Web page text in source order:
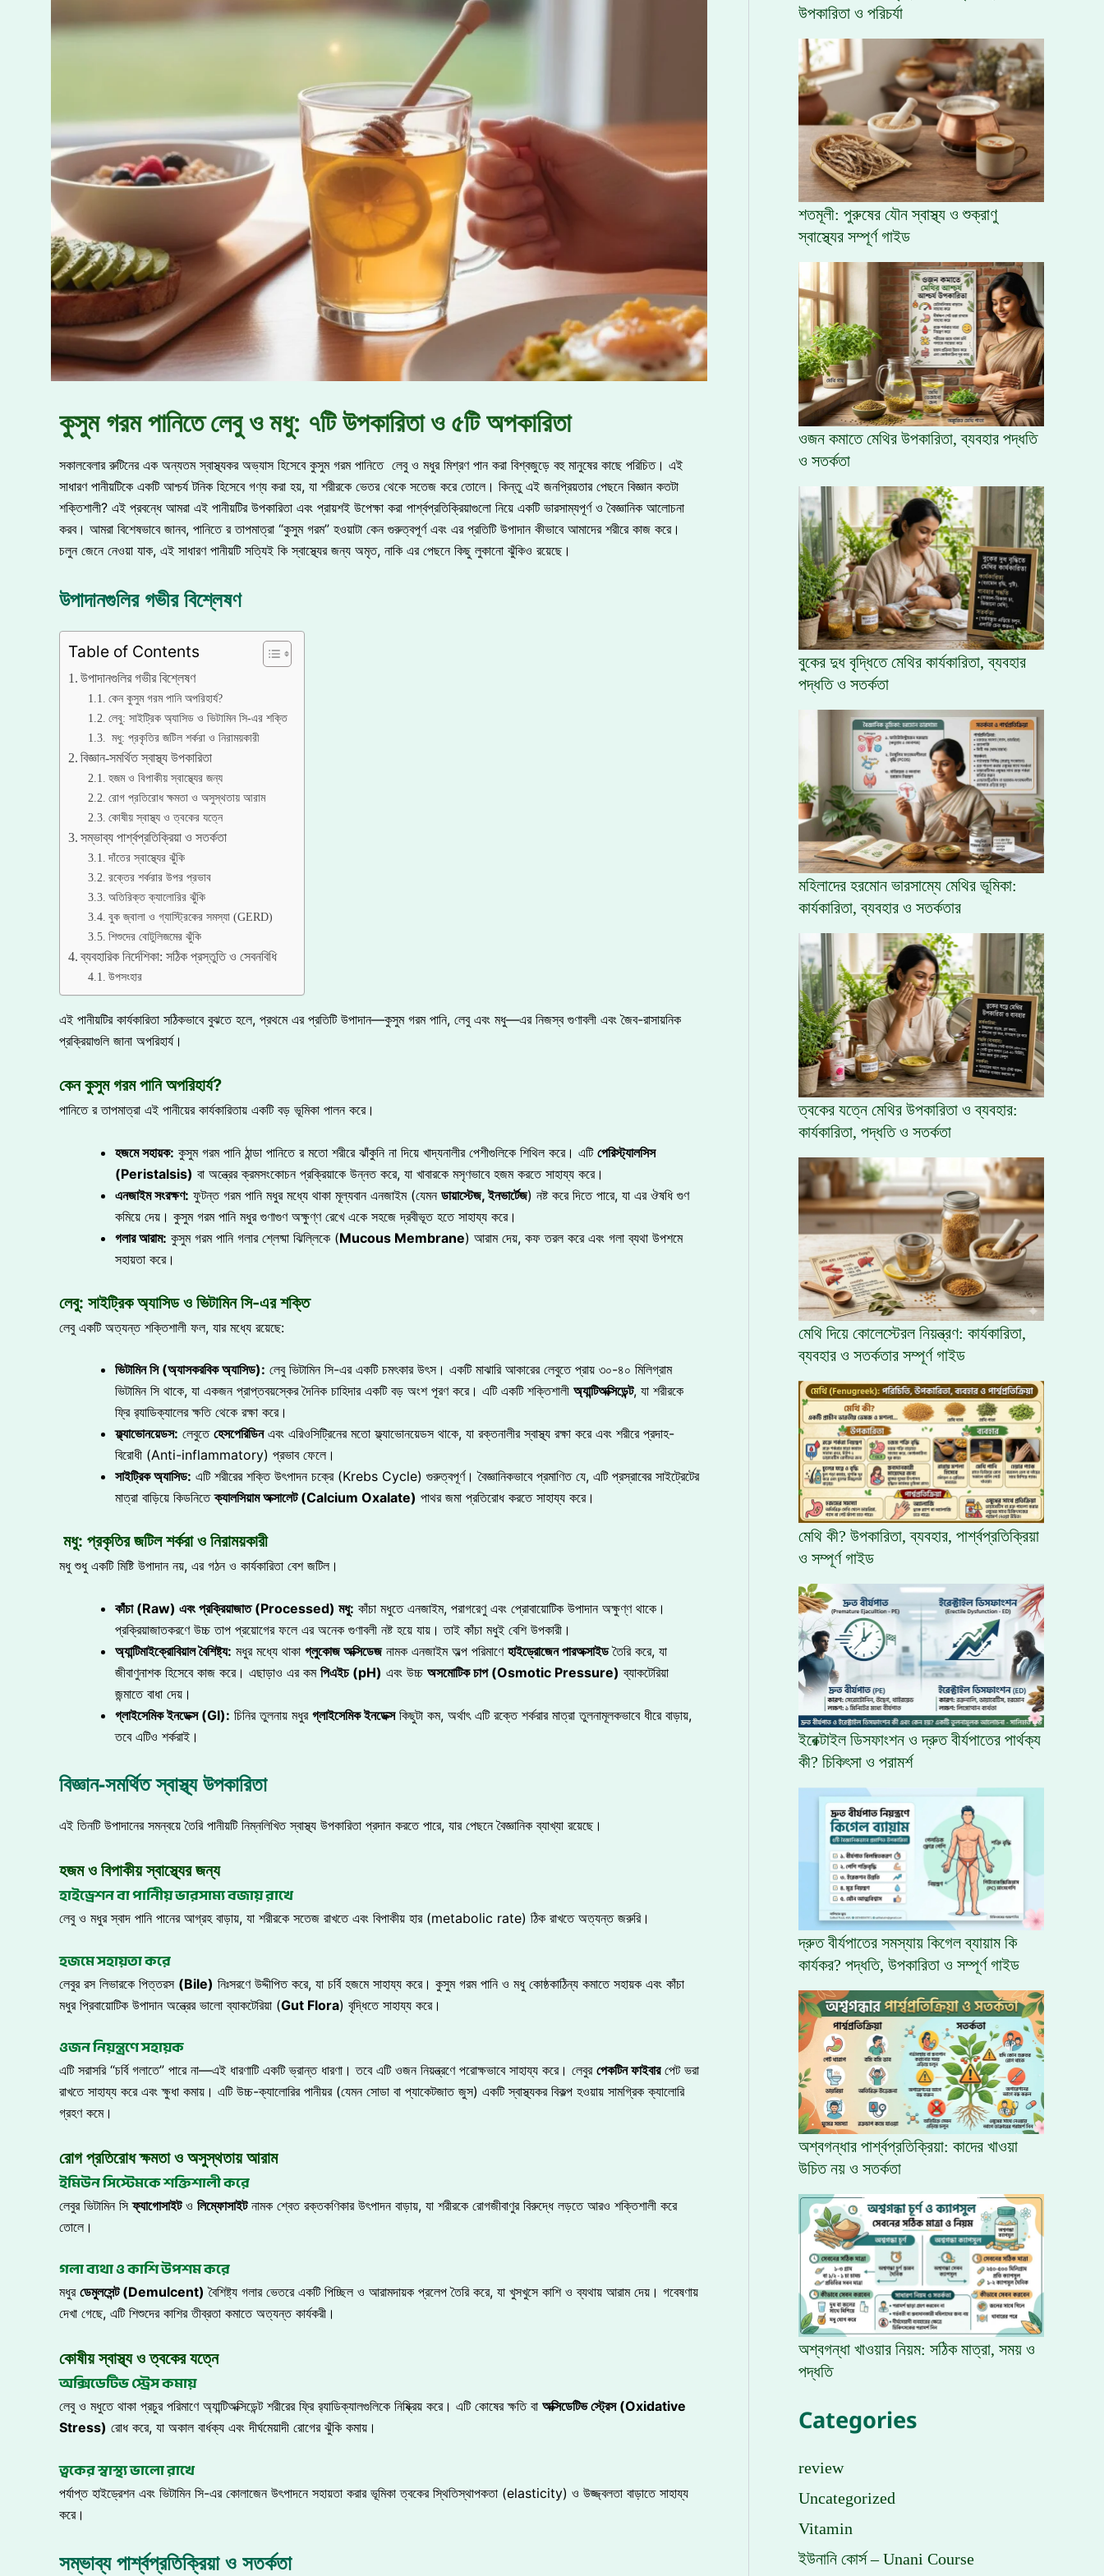
কুসুম গরম পানিতে লেবু ও মধু: ৭টি উপকারিতা ও ৫টি অপকারিতা
সকালবেলার রুটিনের এক অন্যতম স্বাস্থ্যকর অভ্যাস হিসেবে কুসুম গরম পানিতে লেবু ও মধুর মিশ্রণ পান করা বিশ্বজুড়ে বহু মানুষের কাছে পরিচিত। এই
সাধারণ পানীয়টিকে একটি আশ্চর্য টনিক হিসেবে গণ্য করা হয়, যা শরীরকে ভেতর থেকে সতেজ করে তোলে। কিন্তু এই জনপ্রিয়তার পেছনে বিজ্ঞান কতটা
শক্তিশালী? এই প্রবন্ধে আমরা এই পানীয়টির উপকারিতা এবং প্রায়শই উপেক্ষা করা পার্শ্বপ্রতিক্রিয়াগুলো নিয়ে একটি ভারসাম্যপূর্ণ ও বৈজ্ঞানিক আলোচনা
করব। আমরা বিশেষভাবে জানব, পানিতে র তাপমাত্রা “কুসুম গরম” হওয়াটা কেন গুরুত্বপূর্ণ এবং এর প্রতিটি উপাদান কীভাবে আমাদের শরীরে কাজ করে।
চলুন জেনে নেওয়া যাক, এই সাধারণ পানীয়টি সত্যিই কি স্বাস্থ্যের জন্য অমৃত, নাকি এর পেছনে কিছু লুকানো ঝুঁকিও রয়েছে।
উপাদানগুলির গভীর বিশ্লেষণ
Table of Contents
উপাদানগুলির গভীর বিশ্লেষণ
কেন কুসুম গরম পানি অপরিহার্য?
লেবু: সাইট্রিক অ্যাসিড ও ভিটামিন সি-এর শক্তি
মধু: প্রকৃতির জটিল শর্করা ও নিরাময়কারী
বিজ্ঞান-সমর্থিত স্বাস্থ্য উপকারিতা
হজম ও বিপাকীয় স্বাস্থ্যের জন্য
রোগ প্রতিরোধ ক্ষমতা ও অসুস্থতায় আরাম
কোষীয় স্বাস্থ্য ও ত্বকের যত্নে
সম্ভাব্য পার্শ্বপ্রতিক্রিয়া ও সতর্কতা
দাঁতের স্বাস্থ্যের ঝুঁকি
রক্তের শর্করার উপর প্রভাব
অতিরিক্ত ক্যালোরির ঝুঁকি
বুক জ্বালা ও গ্যাস্ট্রিকের সমস্যা (GERD)
শিশুদের বোটুলিজমের ঝুঁকি
ব্যবহারিক নির্দেশিকা: সঠিক প্রস্তুতি ও সেবনবিধি
উপসংহার
এই পানীয়টির কার্যকারিতা সঠিকভাবে বুঝতে হলে, প্রথমে এর প্রতিটি উপাদান—কুসুম গরম পানি, লেবু এবং মধু—এর নিজস্ব গুণাবলী এবং জৈব-রাসায়নিক
প্রক্রিয়াগুলি জানা অপরিহার্য।
কেন কুসুম গরম পানি অপরিহার্য?
পানিতে র তাপমাত্রা এই পানীয়ের কার্যকারিতায় একটি বড় ভূমিকা পালন করে।
হজমে সহায়ক: কুসুম গরম পানি ঠান্ডা পানিতে র মতো শরীরে ঝাঁকুনি না দিয়ে খাদ্যনালীর পেশীগুলিকে শিথিল করে। এটি পেরিস্ট্যালসিস
(Peristalsis) বা অন্ত্রের ক্রমসংকোচন প্রক্রিয়াকে উন্নত করে, যা খাবারকে মসৃণভাবে হজম করতে সাহায্য করে।
এনজাইম সংরক্ষণ: ফুটন্ত গরম পানি মধুর মধ্যে থাকা মূল্যবান এনজাইম (যেমন ডায়াস্টেজ, ইনভার্টেজ) নষ্ট করে দিতে পারে, যা এর ঔষধি গুণ
কমিয়ে দেয়। কুসুম গরম পানি মধুর গুণাগুণ অক্ষুণ্ণ রেখে একে সহজে দ্রবীভূত হতে সাহায্য করে।
গলার আরাম: কুসুম গরম পানি গলার শ্লেষ্মা ঝিল্লিকে (Mucous Membrane) আরাম দেয়, কফ তরল করে এবং গলা ব্যথা উপশমে
সহায়তা করে।
লেবু: সাইট্রিক অ্যাসিড ও ভিটামিন সি-এর শক্তি
লেবু একটি অত্যন্ত শক্তিশালী ফল, যার মধ্যে রয়েছে:
ভিটামিন সি (অ্যাসকরবিক অ্যাসিড): লেবু ভিটামিন সি-এর একটি চমৎকার উৎস। একটি মাঝারি আকারের লেবুতে প্রায় ৩০-৪০ মিলিগ্রাম
ভিটামিন সি থাকে, যা একজন প্রাপ্তবয়স্কের দৈনিক চাহিদার একটি বড় অংশ পূরণ করে। এটি একটি শক্তিশালী অ্যান্টিঅক্সিডেন্ট, যা শরীরকে
ফ্রি র‍্যাডিক্যালের ক্ষতি থেকে রক্ষা করে।
ফ্ল্যাভোনয়েডস: লেবুতে হেসপেরিডিনএবং এরিওসিট্রিনের মতো ফ্ল্যাভোনয়েডস থাকে, যা রক্তনালীর স্বাস্থ্য রক্ষা করে এবং শরীরে প্রদাহ-
বিরোধী (Anti-inflammatory) প্রভাব ফেলে।
সাইট্রিক অ্যাসিড: এটি শরীরের শক্তি উৎপাদন চক্রে (Krebs Cycle) গুরুত্বপূর্ণ। বৈজ্ঞানিকভাবে প্রমাণিত যে, এটি প্রস্রাবের সাইট্রেটের
মাত্রা বাড়িয়ে কিডনিতেক্যালসিয়াম অক্সালেট (Calcium Oxalate) পাথর জমা প্রতিরোধ করতে সাহায্য করে।
মধু: প্রকৃতির জটিল শর্করা ও নিরাময়কারী
মধু শুধু একটি মিষ্টি উপাদান নয়, এর গঠন ও কার্যকারিতা বেশ জটিল।
কাঁচা (Raw) এবং প্রক্রিয়াজাত (Processed) মধু: কাঁচা মধুতে এনজাইম, পরাগরেণু এবং প্রোবায়োটিক উপাদান অক্ষুণ্ণ থাকে।
প্রক্রিয়াজাতকরণে উচ্চ তাপ প্রয়োগের ফলে এর অনেক গুণাবলী নষ্ট হয়ে যায়। তাই কাঁচা মধুই বেশি উপকারী।
অ্যান্টিমাইক্রোবিয়াল বৈশিষ্ট্য: মধুর মধ্যে থাকা গ্লুকোজ অক্সিডেজনামক এনজাইম অল্প পরিমাণে হাইড্রোজেন পারঅক্সাইডতৈরি করে, যা
জীবাণুনাশক হিসেবে কাজ করে। এছাড়াও এর কম পিএইচ (pH) এবং উচ্চ অসমোটিক চাপ (Osmotic Pressure) ব্যাকটেরিয়া
জন্মাতে বাধা দেয়।
গ্লাইসেমিক ইনডেক্স (GI): চিনির তুলনায় মধুর গ্লাইসেমিক ইনডেক্সকিছুটা কম, অর্থাৎ এটি রক্তে শর্করার মাত্রা তুলনামূলকভাবে ধীরে বাড়ায়,
তবে এটিও শর্করাই।
বিজ্ঞান-সমর্থিত স্বাস্থ্য উপকারিতা
এই তিনটি উপাদানের সমন্বয়ে তৈরি পানীয়টি নিম্নলিখিত স্বাস্থ্য উপকারিতা প্রদান করতে পারে, যার পেছনে বৈজ্ঞানিক ব্যাখ্যা রয়েছে।
হজম ও বিপাকীয় স্বাস্থ্যের জন্য
হাইড্রেশন বা পানিীয় ভারসাম্য বজায় রাখে
লেবু ও মধুর স্বাদ পানি পানের আগ্রহ বাড়ায়, যা শরীরকে সতেজ রাখতে এবং বিপাকীয় হার (metabolic rate) ঠিক রাখতে অত্যন্ত জরুরি।
হজমে সহায়তা করে
লেবুর রস লিভারকে পিত্তরস (Bile) নিঃসরণে উদ্দীপিত করে, যা চর্বি হজমে সাহায্য করে। কুসুম গরম পানি ও মধু কোষ্ঠকাঠিন্য কমাতে সহায়ক এবং কাঁচা
মধুর প্রিবায়োটিক উপাদান অন্ত্রের ভালো ব্যাকটেরিয়া (Gut Flora) বৃদ্ধিতে সাহায্য করে।
ওজন নিয়ন্ত্রণে সহায়ক
এটি সরাসরি “চর্বি গলাতে” পারে না—এই ধারণাটি একটি ভ্রান্ত ধারণা। তবে এটি ওজন নিয়ন্ত্রণে পরোক্ষভাবে সাহায্য করে। লেবুর পেকটিন ফাইবারপেট ভরা
রাখতে সাহায্য করে এবং ক্ষুধা কমায়। এটি উচ্চ-ক্যালোরির পানীয়র (যেমন সোডা বা প্যাকেটজাত জুস) একটি স্বাস্থ্যকর বিকল্প হওয়ায় সামগ্রিক ক্যালোরি
গ্রহণ কমে।
রোগ প্রতিরোধ ক্ষমতা ও অসুস্থতায় আরাম
ইমিউন সিস্টেমকে শক্তিশালী করে
লেবুর ভিটামিন সিফ্যাগোসাইটও লিম্ফোসাইটনামক শ্বেত রক্তকণিকার উৎপাদন বাড়ায়, যা শরীরকে রোগজীবাণুর বিরুদ্ধে লড়তে আরও শক্তিশালী করে
তোলে।
গলা ব্যথা ও কাশি উপশম করে
মধুর ডেমুলসেন্ট (Demulcent) বৈশিষ্ট্য গলার ভেতরে একটি পিচ্ছিল ও আরামদায়ক প্রলেপ তৈরি করে, যা খুসখুসে কাশি ও ব্যথায় আরাম দেয়। গবেষণায়
দেখা গেছে, এটি শিশুদের কাশির তীব্রতা কমাতে অত্যন্ত কার্যকরী।
কোষীয় স্বাস্থ্য ও ত্বকের যত্নে
অক্সিডেটিভ স্ট্রেস কমায়
লেবু ও মধুতে থাকা প্রচুর পরিমাণে অ্যান্টিঅক্সিডেন্ট শরীরের ফ্রি র‍্যাডিক্যালগুলিকে নিষ্ক্রিয় করে। এটি কোষের ক্ষতি বা অক্সিডেটিভ স্ট্রেস (Oxidative
Stress) রোধ করে, যা অকাল বার্ধক্য এবং দীর্ঘমেয়াদী রোগের ঝুঁকি কমায়।
ত্বকের স্বাস্থ্য ভালো রাখে
পর্যাপ্ত হাইড্রেশন এবং ভিটামিন সি-এর কোলাজেন উৎপাদনে সহায়তা করার ভূমিকা ত্বকের স্থিতিস্থাপকতা (elasticity) ও উজ্জ্বলতা বাড়াতে সাহায্য
করে।
সম্ভাব্য পার্শ্বপ্রতিক্রিয়া ও সতর্কতা
উপকারিতা ও পরিচর্যা
শতমূলী: পুরুষের যৌন স্বাস্থ্য ও শুক্রাণু
স্বাস্থ্যের সম্পূর্ণ গাইড
ওজন কমাতে মেথির উপকারিতা, ব্যবহার পদ্ধতি
ও সতর্কতা
বুকের দুধ বৃদ্ধিতে মেথির কার্যকারিতা, ব্যবহার
পদ্ধতি ও সতর্কতা
মহিলাদের হরমোন ভারসাম্যে মেথির ভূমিকা:
কার্যকারিতা, ব্যবহার ও সতর্কতার
ত্বকের যত্নে মেথির উপকারিতা ও ব্যবহার:
কার্যকারিতা, পদ্ধতি ও সতর্কতা
মেথি দিয়ে কোলেস্টেরল নিয়ন্ত্রণ: কার্যকারিতা,
ব্যবহার ও সতর্কতার সম্পূর্ণ গাইড
মেথি কী? উপকারিতা, ব্যবহার, পার্শ্বপ্রতিক্রিয়া
ও সম্পূর্ণ গাইড
ইরেক্টাইল ডিসফাংশন ও দ্রুত বীর্যপাতের পার্থক্য
কী? চিকিৎসা ও পরামর্শ
দ্রুত বীর্যপাতের সমস্যায় কিগেল ব্যায়াম কি
কার্যকর? পদ্ধতি, উপকারিতা ও সম্পূর্ণ গাইড
অশ্বগন্ধার পার্শ্বপ্রতিক্রিয়া: কাদের খাওয়া
উচিত নয় ও সতর্কতা
অশ্বগন্ধা খাওয়ার নিয়ম: সঠিক মাত্রা, সময় ও
পদ্ধতি
Categories
review
Uncategorized
Vitamin
ইউনানি কোর্স – Unani Course